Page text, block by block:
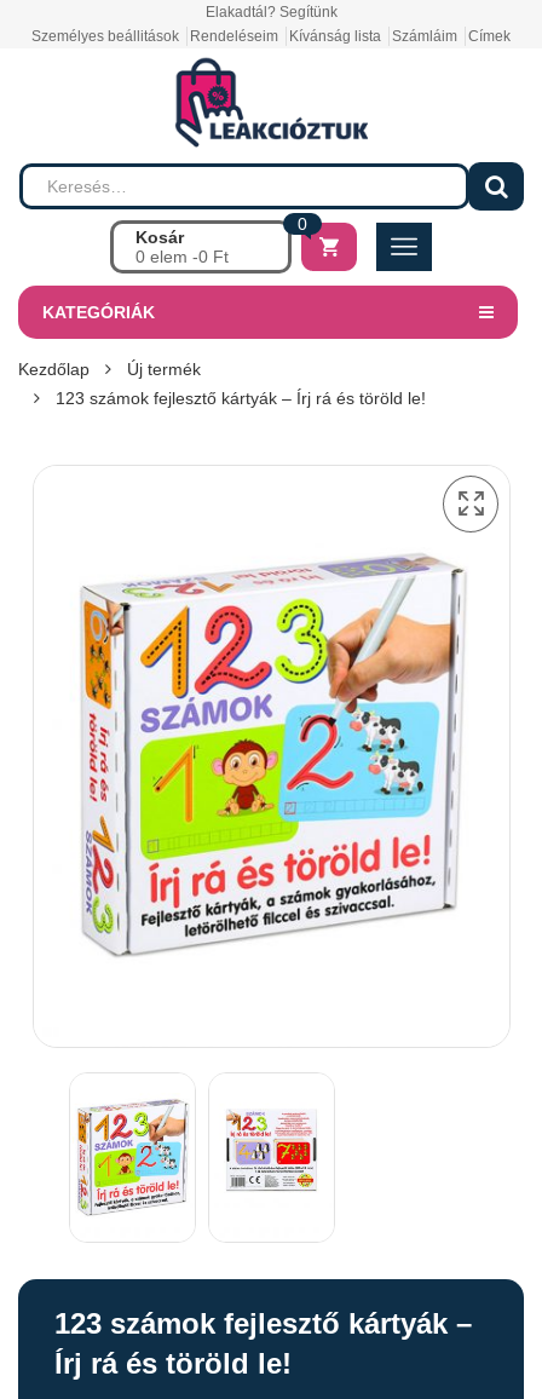
Elakadtál? Segítünk
Személyes beállitások
Rendeléseim Kívánság lista Számláim Címek
Kosár
0 elem -0 Ft
0
KATEGÓRIÁK
Kezdőlap
Új termék
123 számok fejlesztő kártyák – Írj rá és töröld le!
123 számok fejlesztő kártyák –
Írj rá és töröld le!